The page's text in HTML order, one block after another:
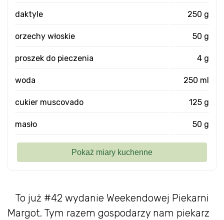
To już #42 wydanie Weekendowej Piekarni
Margot. Tym razem gospodarzy nam piekarz
daktyle 250 g
orzechy włoskie 50 g
proszek do pieczenia 4 g
woda 250 ml
cukier muscovado 125 g
masło 50 g